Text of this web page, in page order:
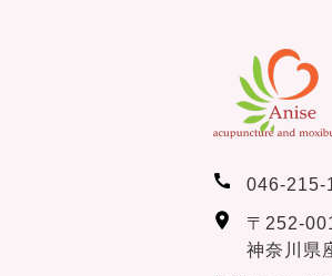
046-215-
〒252-
神奈川県